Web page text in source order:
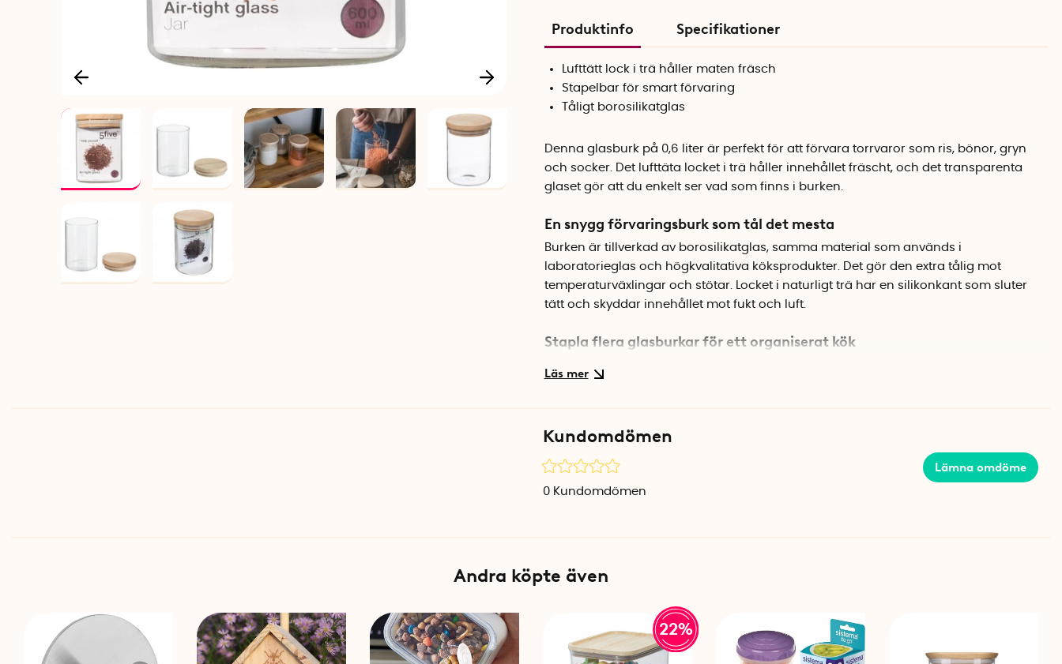
Produktinfo Specifikationer
Lufttätt lock i trä håller maten fräsch
Stapelbar för smart förvaring
Tåligt borosilikatglas
Denna glasburk på 0,6 liter är perfekt för att förvara torrvaror som ris, bönor, gryn
och socker. Det lufttäta locket i trä håller innehållet fräscht, och det transparenta
glaset gör att du enkelt ser vad som finns i burken.
En snygg förvaringsburk som tål det mesta
Burken är tillverkad av borosilikatglas, samma material som används i
laboratorieglas och högkvalitativa köksprodukter. Det gör den extra tålig mot
temperaturväxlingar och stötar. Locket i naturligt trä har en silikonkant som sluter
tätt och skyddar innehållet mot fukt och luft.
Stapla flera glasburkar för ett organiserat kök
Specifikationer
Volym: 0,6 liter
Diameter: 10 cm
Höjd: 13,8 cm
Kundomdömen
Lämna omdöme
0 Kundomdömen
Andra köpte även
22%